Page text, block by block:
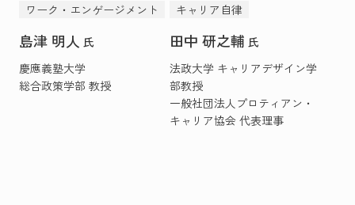
ワーク・エンゲージメント
島津 明人 氏
慶應義塾大学
総合政策学部 教授
キャリア自律
田中 研之輔 氏
法政大学 キャリアデザイン学
部教授
一般社団法人プロティアン・
キャリア協会 代表理事